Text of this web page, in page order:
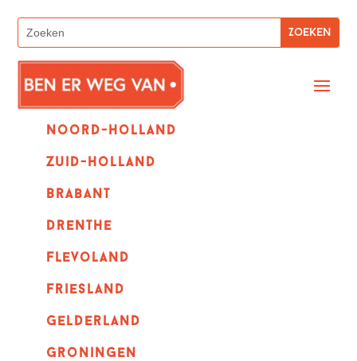
Noord-holland
zuid-holland
Brabant
Drenthe
Flevoland
Friesland
Gelderland
Groningen